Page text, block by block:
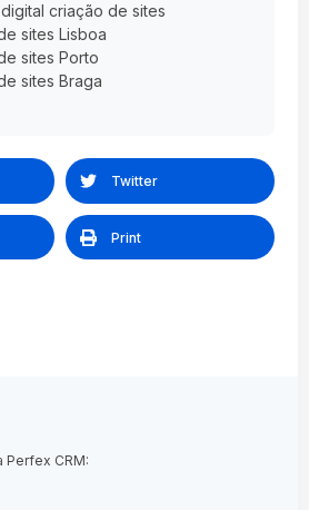
criação de sites
sites Lisboa
sites Porto
sites Braga
Twitter
Print
Perfex CRM: